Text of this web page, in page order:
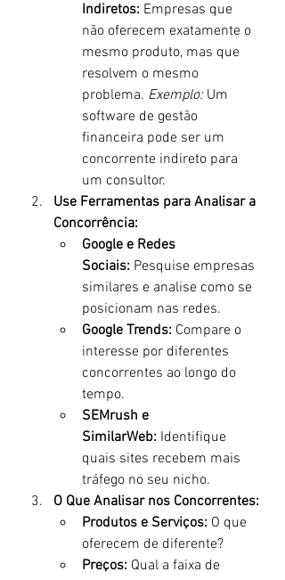
Indiretos: Empresas que
não oferecem exatamente o
mesmo produto, mas que
resolvem o mesmo
problema. Exemplo: Um
software de gestão
financeira pode ser um
concorrente indireto para
um consultor.
Use Ferramentas para Analisar a
Concorrência:
Google e Redes
Sociais: Pesquise empresas
similares e analise como se
posicionam nas redes.
Google Trends: Compare o
interesse por diferentes
concorrentes ao longo do
tempo.
SEMrush e
SimilarWeb: Identifique
quais sites recebem mais
tráfego no seu nicho.
O Que Analisar nos Concorrentes:
Produtos e Serviços: O que
oferecem de diferente?
Preços: Qual a faixa de